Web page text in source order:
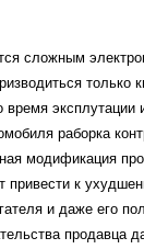
сложным
только
эксплутации
раборка
модификация
привести к
и даже его
продавца